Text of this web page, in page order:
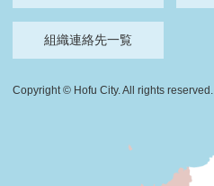
組織連絡先一覧
Copyright © Hofu City. All rights reserved.